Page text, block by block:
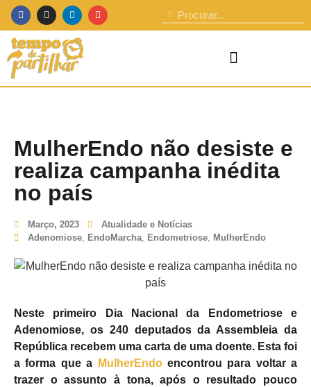
MulherEndo não desiste e
realiza campanha inédita
no país
Março, 2023
Atualidade e Notícias
Adenomiose, EndoMarcha, Endometriose, MulherEndo
Neste primeiro Dia Nacional da Endometriose e
Adenomiose, os 240 deputados da Assembleia da
República recebem uma carta de uma doente. Esta foi
a forma que a
MulherEndoencontrou para voltar a
trazer o assunto à tona, após o resultado pouco